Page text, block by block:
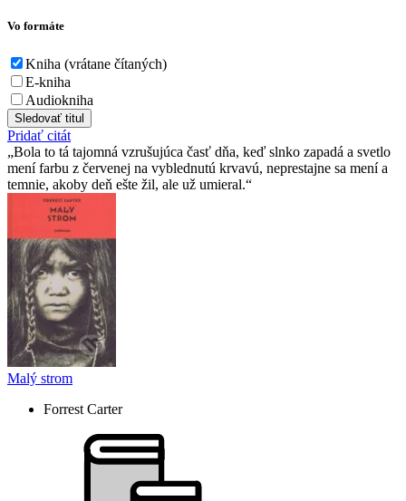
Vo formáte
Kniha (vrátane čítaných)
E-kniha
Audiokniha
Sledovať titul
Pridať citát
Bola to tá tajomná vzrušujúca časť dňa, keď slnko zapadá a svetlo
mení farbu z červenej na vyblednutú krvavú, neprestajne sa mení a
temnie, akoby deň ešte žil, ale už umieral.
Malý strom
Forrest Carter